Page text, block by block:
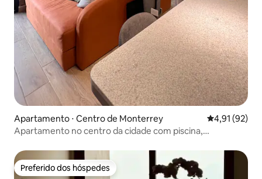
Apartamento ⋅ Centro de Monterrey 4,91 de uma
4,91 (92)
Apartamento no centro da cidade com piscina,
Preferido dos hóspedes
Preferido dos hóspedes